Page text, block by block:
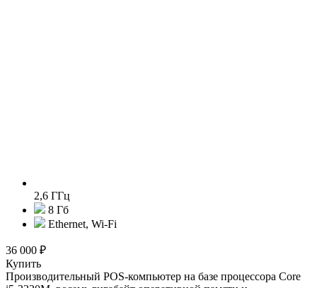
2,6 ГГц
8 Гб
Ethernet, Wi-Fi
36 000 ₽
Купить
Производительный POS-компьютер на базе процессора Core